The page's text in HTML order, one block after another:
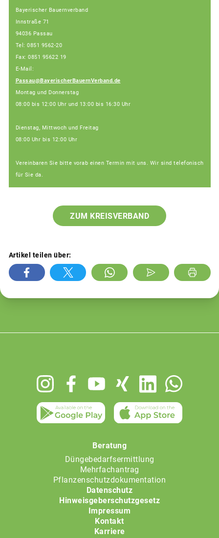
Bayerischer Bauernverband
Innstraße 71
94036 Passau
Tel: 0851 9562-20
Fax: 0851 95622 19
E-Mail:
Passau@BayerischerBauernVerband.de
Montag und Donnerstag
08:00 bis 12:00 Uhr und 13:00 bis 16:30 Uhr
Dienstag, Mittwoch und Freitag
08:00 Uhr bis 12:00 Uhr
Vereinbaren Sie bitte vorab einen Termin mit uns. Wir sind telefonisch
für Sie da.
ZUM KREISVERBAND
Artikel teilen über:
Beratung
Düngebedarfsermittlung
Mehrfachantrag
Pflanzenschutzdokumentation
Datenschutz
Hinweisgeberschutzgesetz
Impressum
Kontakt
Karriere